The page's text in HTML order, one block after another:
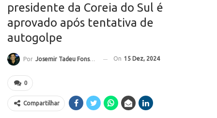
presidente da Coreia do Sul é
aprovado após tentativa de
autogolpe
Por Josemir Tadeu Fonseca On 15 Dez, 2024
0
Compartilhar